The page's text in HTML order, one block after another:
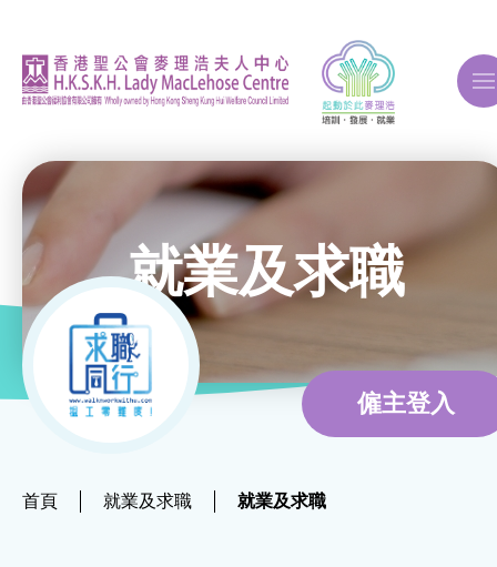
關於我們
ERB再培訓課程
就業及求職
僱主登入
首頁 就業及求職 就業及求職